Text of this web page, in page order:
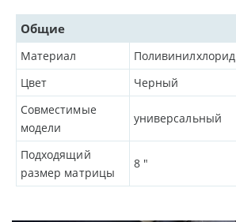
Общие
Материал
Поливинилхлорид
Цвет
Черный
Совместимые
модели
универсальный
Подходящий
размер матрицы
8 "